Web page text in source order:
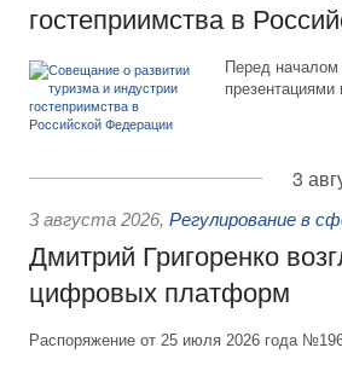
гостеприимства в
Перед
презентациями
3
3 августа 2026, Регулирование в
Дмитрий Григоренко
цифровых платформ
Распоряжение от 25 июля 2026 года